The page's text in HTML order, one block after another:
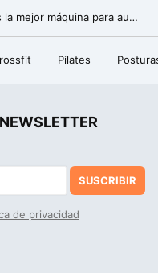
Soy entrenador personal y esta es la mejor máquina para aumentar el tamaño de los isquiosurales
La pequeña población de California que se convirtió en la capital mundial del aguacate
Pilates
SUSCRIBIR
de privacidad